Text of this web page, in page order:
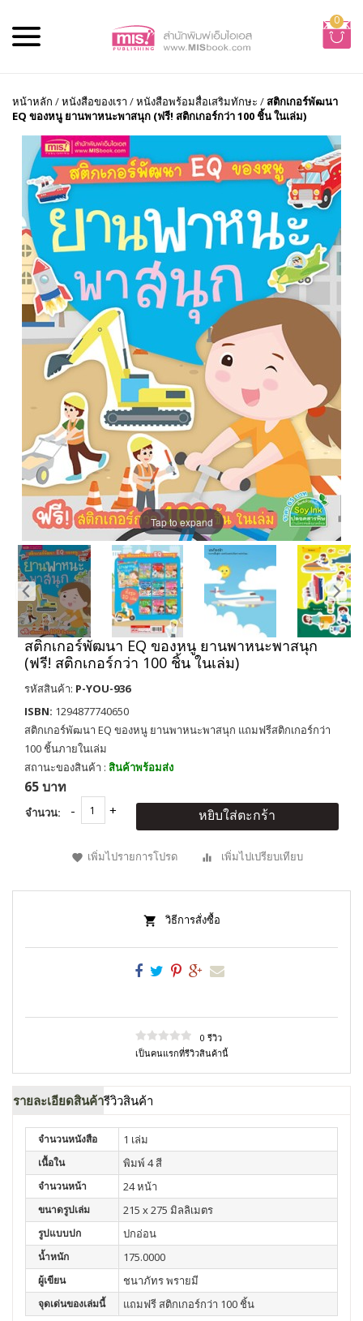
0
หน้าหลัก /หนังสือของเรา /หนังสือพร้อมสื่อเสริมทักษะ /สติกเกอร์พัฒนา
EQ ของหนู ยานพาหนะพาสนุก (ฟรี! สติกเกอร์กว่า 100 ชิ้น ในเล่ม)
Tap to expand
สติกเกอร์พัฒนา EQ ของหนู ยานพาหนะพาสนุก
(ฟรี! สติกเกอร์กว่า 100 ชิ้น ในเล่ม)
รหัสสินค้า: P-YOU-936
ISBN: 1294877740650
สติกเกอร์พัฒนา EQ ของหนู ยานพาหนะพาสนุก แถมฟรีสติกเกอร์กว่า
100 ชิ้นภายในเล่ม
สถานะของสินค้า : สินค้าพร้อมส่ง
65 บาท
จำนวน: หยิบใส่ตะกร้า
เพิ่มไปรายการโปรด เพิ่มไปเปรียบเทียบ
วิธีการสั่งซื้อ
0 รีวิว
เป็นคนแรกที่รีวิวสินค้านี้
รายละเอียดสินค้ารีวิวสินค้า
จำนวนหนังสือ 1 เล่ม
เนื้อใน พิมพ์ 4 สี
จำนวนหน้า 24 หน้า
ขนาดรูปเล่ม 215 x 275 มิลลิเมตร
รูปแบบปก ปกอ่อน
น้ำหนัก 175.0000
ผู้เขียน ชนาภัทร พรายมี
จุดเด่นของเล่มนี้ แถมฟรี สติกเกอร์กว่า 100 ชิ้น